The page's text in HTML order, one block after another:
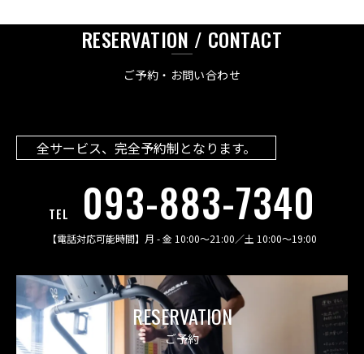
RESERVATION / CONTACT
ご予約・お問い合わせ
全サービス、完全予約制となります。
TEL 093-883-7340
【電話対応可能時間】 月 - 金 10:00〜21:00／土 10:00〜19:00
RESERVATION
ご予約